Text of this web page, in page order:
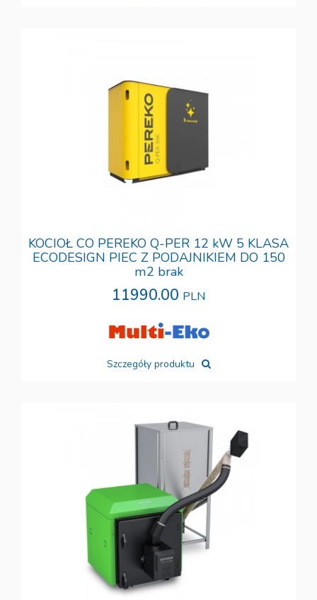
KOCIOŁ CO PEREKO Q-PER 12 kW 5 KLASA
ECODESIGN PIEC Z PODAJNIKIEM DO 150
m2 brak
11990.00 PLN
Szczegóły produktu